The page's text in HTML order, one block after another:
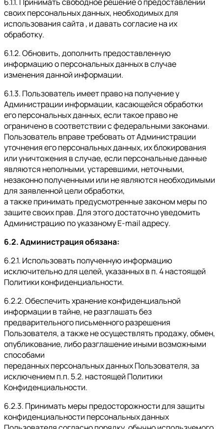
6.1.1. Принимать свободное решение о предоставлении
своих персональных данных, необходимых для
использования сайта , и давать согласие на их
обработку.
6.1.2. Обновить, дополнить предоставленную
информацию о персональных данных в случае
изменения данной информации.
6.1.3. Пользователь имеет право на получение у
Администрации информации, касающейся обработки
его персональных данных, если такое право не
ограничено в соответствии с федеральными законами.
Пользователь вправе требовать от Администрации
уточнения его персональных данных, их блокирования
или уничтожения в случае, если персональные данные
являются неполными, устаревшими, неточными,
незаконно полученными или не являются необходимыми
для заявленной цели обработки,
а также принимать предусмотренные законом меры по
защите своих прав. Для этого достаточно уведомить
Администрацию по указаному E-mail адресу.
6.2. Администрация обязана:
6.2.1. Использовать полученную информацию
исключительно для целей, указанных в п. 4 настоящей
Политики конфиденциальности.
6.2.2. Обеспечить хранение конфиденциальной
информации в тайне, не разглашать без
предварительного письменного разрешения
Пользователя, а также не осуществлять продажу, обмен,
опубликование, либо разглашение иными возможными
способами
переданных персональных данных Пользователя, за
исключением п.п. 5.2. настоящей Политики
Конфиденциальности.
6.2.3. Принимать меры предосторожности для защиты
конфиденциальности персональных данных